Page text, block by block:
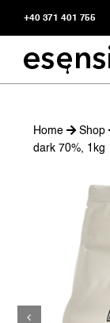
+40 371 401 755
Home Shop
dark 70%, 1kg